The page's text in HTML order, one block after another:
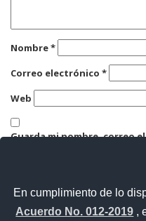
En cumplimiento de lo
Acuerdo No. 012-2019 ,
Nombre*
Correo electrónico *
Web
Guarda mi nombre, correo